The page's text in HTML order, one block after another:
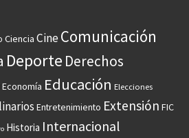
Ciencia CineComunicación
Deporte Derechos
Economía Educación Elecciones
Entretenimiento Extensión FIC
Historia Internacional